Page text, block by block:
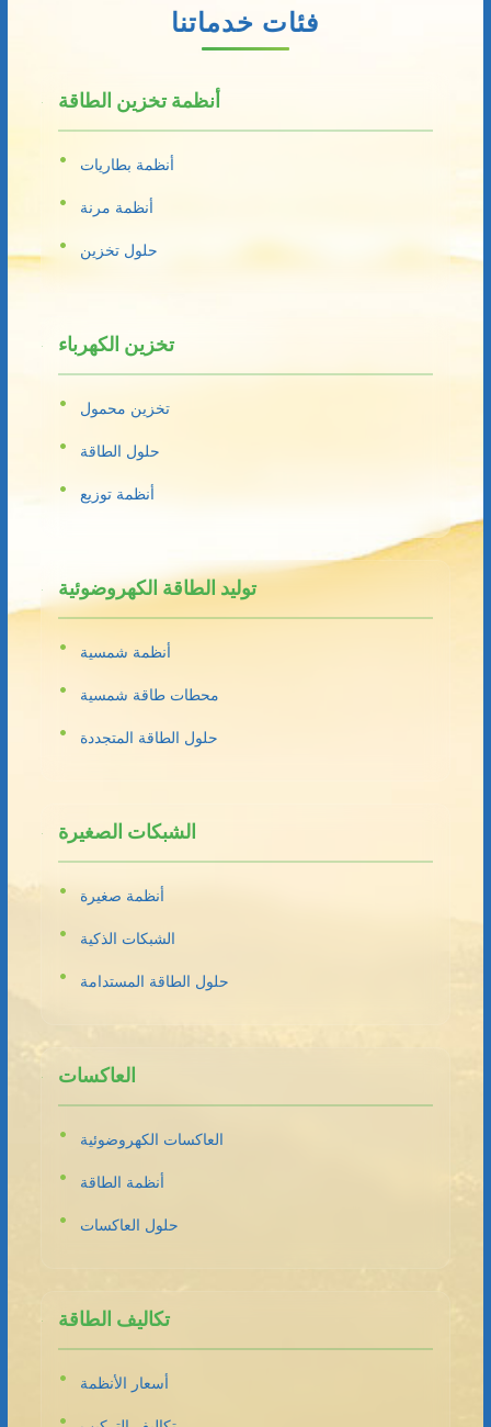
فئات خدماتنا
أنظمة تخزين الطاقة
أنظمة بطاريات
أنظمة مرنة
حلول تخزين
تخزين الكهرباء
تخزين محمول
حلول الطاقة
أنظمة توزيع
توليد الطاقة الكهروضوئية
أنظمة شمسية
محطات طاقة شمسية
حلول الطاقة المتجددة
الشبكات الصغيرة
أنظمة صغيرة
الشبكات الذكية
حلول الطاقة المستدامة
العاكسات
العاكسات الكهروضوئية
أنظمة الطاقة
حلول العاكسات
تكاليف الطاقة
أسعار الأنظمة